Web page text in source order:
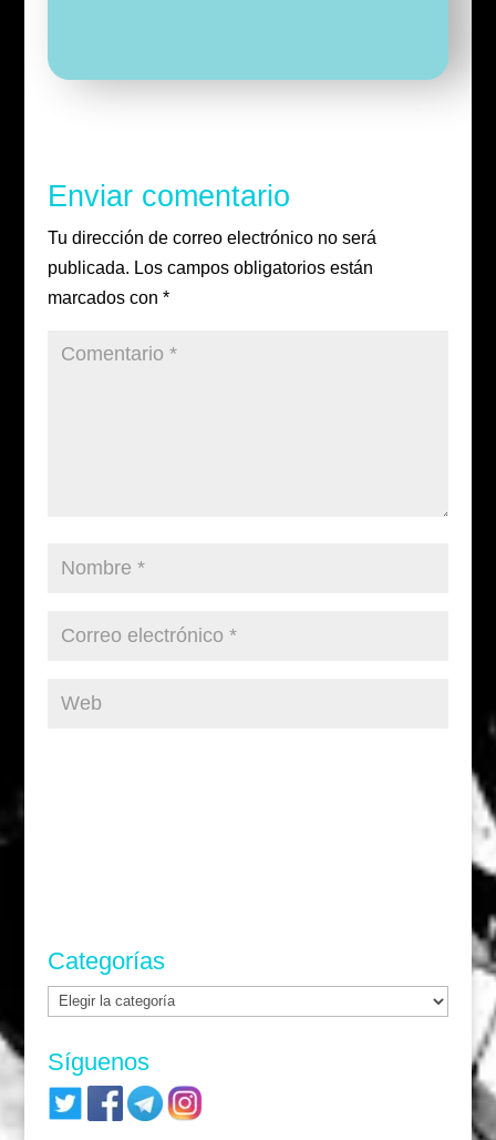
Enviar comentario
Tu dirección de correo electrónico no será
publicada. Los campos obligatorios están
marcados con *
Categorías
Categorías
Síguenos